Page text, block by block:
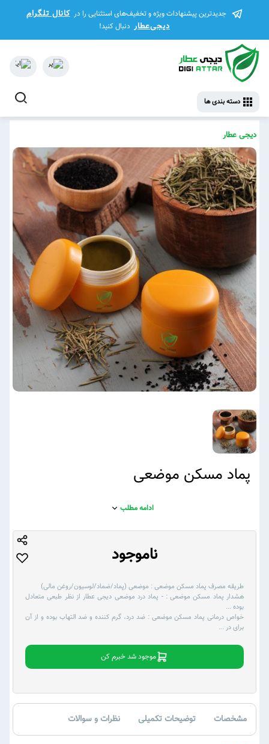
جدیدترین پیشنهادات ویژه و تخفیف‌های استثنایی را در کانال تلگرام
دیجی‌عطار دنبال کنید!
دسته بندی ها
دیجی عطار
پماد مسکن موضعی
ادامه مطلب
ناموجود
طریقه مصرف پماد مسکن موضعی : موضعی (پماد/ضماد/لوسیون/روغن مالی)
هشدار پماد مسکن موضعی :- پماد درد موضعی دیجی عطار از نظر طبعی متعادل
بوده...
خواص درمانی پماد مسکن موضعی :ضد درد، گرم کننده و ضد التهاب بوده و از آن
برای در...
موجود شد خبرم کن
مشخصات توضیحات تکمیلی نظرات و سوالات